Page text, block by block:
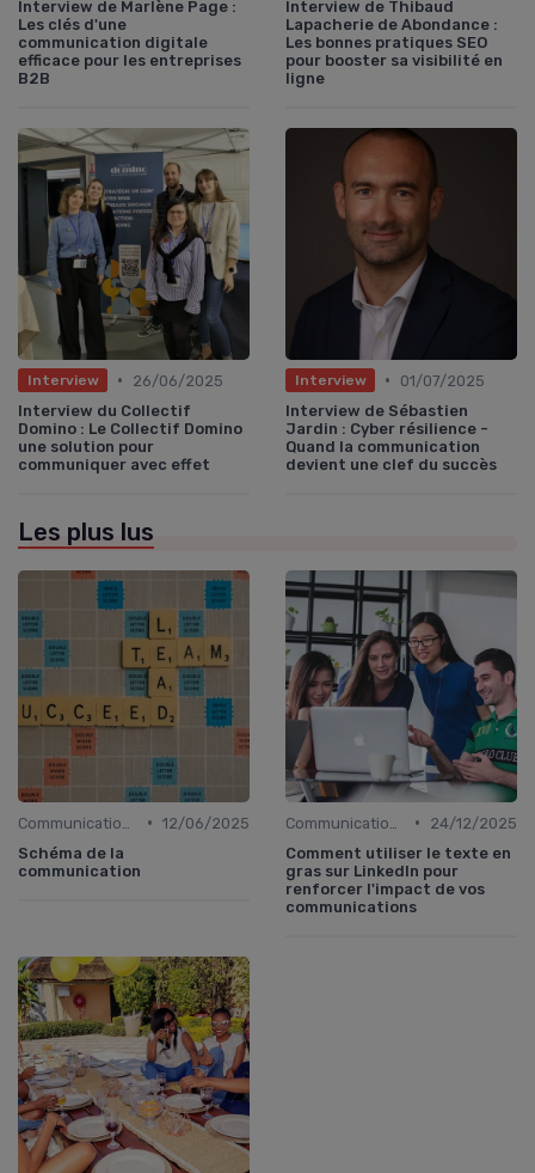
Interview de Marlène Page :
Les clés d'une
communication digitale
efficace pour les entreprises
B2B
Interview de Thibaud
Lapacherie de Abondance :
Les bonnes pratiques SEO
pour booster sa visibilité en
ligne
Interview •
26/06/2025
Interview du Collectif
Domino : Le Collectif Domino
une solution pour
communiquer avec effet
Interview •
01/07/2025
Interview de Sébastien
Jardin : Cyber résilience -
Quand la communication
devient une clef du succès
Les plus lus
• 12/06/2025
Schéma de la
communication
•
24/12/2025
Comment utiliser le texte en
gras sur LinkedIn pour
renforcer l'impact de vos
communications